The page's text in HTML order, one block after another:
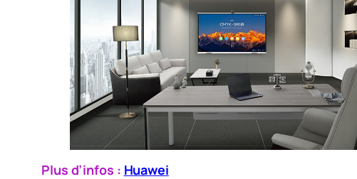
Plus d’infos : Huawei